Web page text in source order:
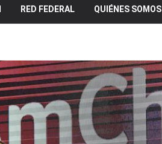
RED FEDERAL QUIÉNES SOMOS